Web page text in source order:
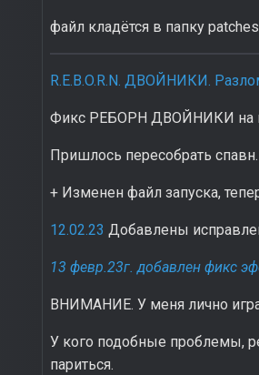
файл кладётся в папку
R.E.B.O.R.N. ДВОЙНИКИ.
Фикс РЕБОРН ДВОЙНИКИ на
Пришлось пересобрать
+ Изменен файл запуска,
12.02.23 Добавлены
13 февр.23г. добавлен фикс
ВНИМАНИЕ. У меня лично
У кого подобные проблемы,
париться.